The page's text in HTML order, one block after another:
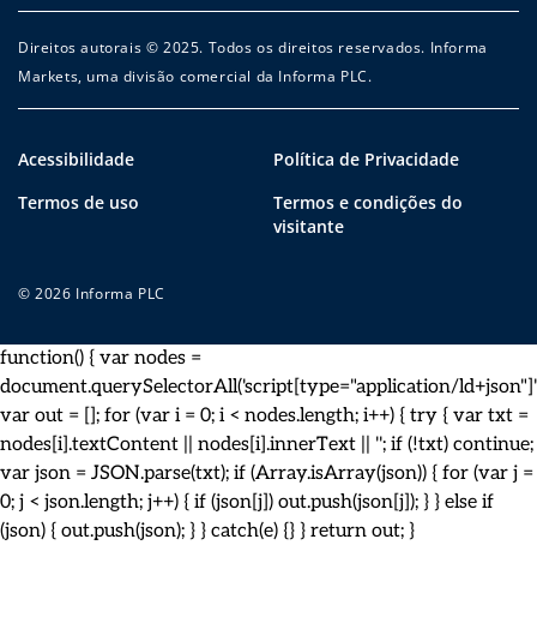
Direitos autorais © 2025. Todos os direitos reservados. Informa
Markets, uma divisão comercial da Informa PLC.
Acessibilidade
Política de Privacidade
Termos de uso
Termos e condições do
visitante
© 2026 Informa PLC
function() { var nodes =
document.querySelectorAll('script[type="application/
var out = []; for (var i = 0; i < nodes.length; i++) { try { var txt =
nodes[i].textContent || nodes[i].innerText || ''; if (!txt) continue;
var json = JSON.parse(txt); if (Array.isArray(json)) { for (var j =
0; j < json.length; j++) { if (json[j]) out.push(json[j]); } } else if
(json) { out.push(json); } } catch(e) {} } return out; }